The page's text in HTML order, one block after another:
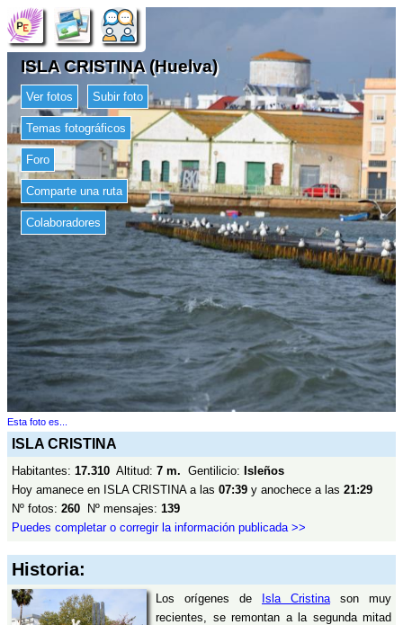
ISLA CRISTINA (Huelva)
Ver fotos Subir foto
Temas fotográficos
Foro
Comparte una ruta
Colaboradores
Esta foto es...
ISLA CRISTINA
Habitantes: 17.310 Altitud: 7 m. Gentilicio: Isleños
Hoy amanece en ISLA CRISTINA a las 07:39 y anochece a las 21:29
Nº fotos: 260 Nº mensajes: 139
Puedes completar o corregir la información publicada >>
Historia:
Los orígenes de Isla Cristinason muy
recientes, se remontan a la segunda mitad